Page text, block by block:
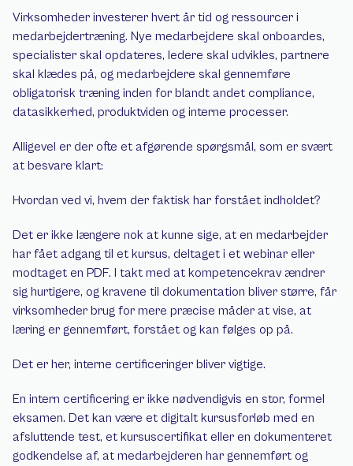
Virksomheder investerer hvert år tid og ressourcer i
medarbejdertræning. Nye medarbejdere skal onboardes,
specialister skal opdateres, ledere skal udvikles, partnere
skal klædes på, og medarbejdere skal gennemføre
obligatorisk træning inden for blandt andet compliance,
datasikkerhed, produktviden og interne processer.
Alligevel er der ofte et afgørende spørgsmål, som er svært
at besvare klart:
Hvordan ved vi, hvem der faktisk har forstået indholdet?
Det er ikke længere nok at kunne sige, at en medarbejder
har fået adgang til et kursus, deltaget i et webinar eller
modtaget en PDF. I takt med at kompetencekrav ændrer
sig hurtigere, og kravene til dokumentation bliver større, får
virksomheder brug for mere præcise måder at vise, at
læring er gennemført, forstået og kan følges op på.
Det er her, interne certificeringer bliver vigtige.
En intern certificering er ikke nødvendigvis en stor, formel
eksamen. Det kan være et digitalt kursusforløb med en
afsluttende test, et kursuscertifikat eller en dokumenteret
godkendelse af, at medarbejderen har gennemført og